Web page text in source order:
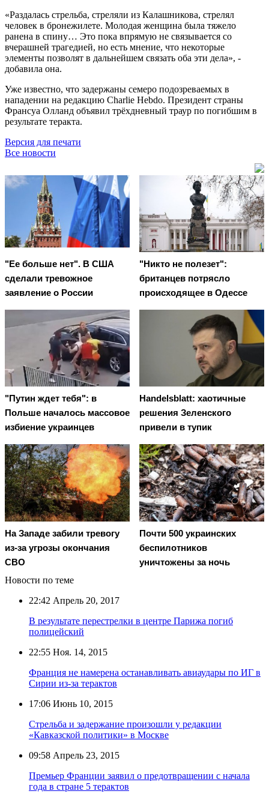
«Раздалась стрельба, стреляли из Калашникова, стрелял
человек в бронежилете. Молодая женщина была тяжело
ранена в спину… Это пока впрямую не связывается со
вчерашней трагедией, но есть мнение, что некоторые
элементы позволят в дальнейшем связать оба эти дела», -
добавила она.
Уже известно, что задержаны семеро подозреваемых в
нападении на редакцию Charlie Hebdo. Президент страны
Франсуа Олланд объявил трёхдневный траур по погибшим в
результате теракта.
Версия для печати
Все новости
"Ее больше нет". В США
сделали тревожное
заявление о России
"Никто не полезет":
британцев потрясло
происходящее в Одессе
"Путин ждет тебя": в
Польше началось массовое
избиение украинцев
Handelsblatt: хаотичные
решения Зеленского
привели в тупик
На Западе забили тревогу
из-за угрозы окончания
СВО
Почти 500 украинских
беспилотников
уничтожены за ночь
Новости по теме
22:42 Апрель 20, 2017
В результате перестрелки в центре Парижа погиб
полицейский
22:55 Ноя. 14, 2015
Франция не намерена останавливать авиаудары по ИГ в
Сирии из-за терактов
17:06 Июнь 10, 2015
Стрельба и задержание произошли у редакции
«Кавказской политики» в Москве
09:58 Апрель 23, 2015
Премьер Франции заявил о предотвращении с начала
года в стране 5 терактов